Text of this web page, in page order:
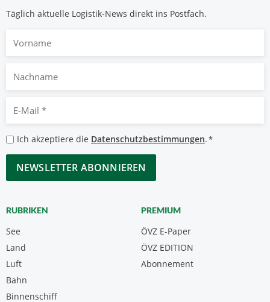
Täglich aktuelle Logistik-News direkt ins Postfach.
Nachname
Mail
*
Datenschutzbestimmungen
*
Ich akzeptiere die Datenschutzbestimmungen.*
CAPTCHA
RUBRIKEN
See
Land
Luft
Bahn
Binnenschiff
PREMIUM
ÖVZ E-Paper
Abonnement
ÖVZ EDITION